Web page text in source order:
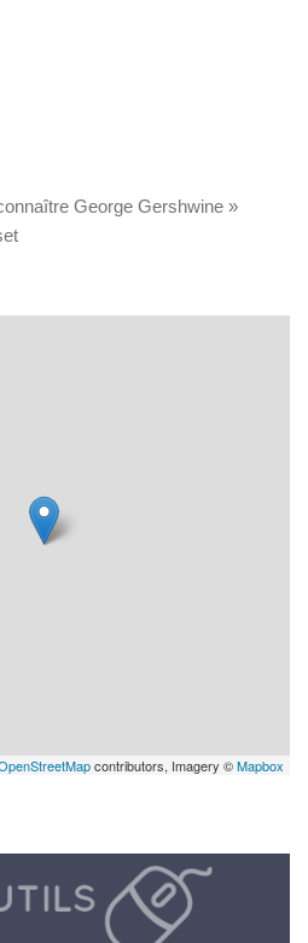
George Gershwine »
contributors, Imagery ©Mapbox